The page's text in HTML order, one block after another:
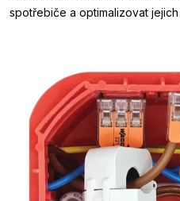
spotřebiče a optimalizovat